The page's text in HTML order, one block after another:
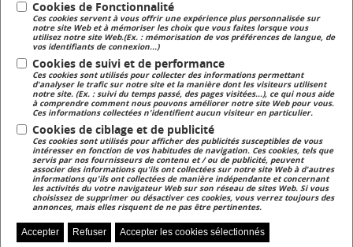
Formation Continue
Formation continue pour adulte
Magasin
Magasin de produits fermiers
Accès NetYpareo Contact Plan du site
Zoom sur... Presse Mentions légales
Cookies de Fonctionnalité
Ces cookies servent à vous offrir une expérience plus personnalisée sur
notre site Web et à mémoriser les choix que vous faites lorsque vous
utilisez notre site Web.(Ex. : mémorisation de vos préférences de langue, de
vos identifiants de connexion...)
Cookies de suivi et de performance
Ces cookies sont utilisés pour collecter des informations permettant
d'analyser le trafic sur notre site et la manière dont les visiteurs utilisent
notre site. (Ex. : suivi du temps passé, des pages visitées...), ce qui nous aide
à comprendre comment nous pouvons améliorer notre site Web pour vous.
Ces informations collectées n'identifient aucun visiteur en particulier.
Cookies de ciblage et de publicité
Ces cookies sont utilisés pour afficher des publicités susceptibles de vous
intéresser en fonction de vos habitudes de navigation. Ces cookies, tels que
servis par nos fournisseurs de contenu et / ou de publicité, peuvent
associer des informations qu'ils ont collectées sur notre site Web à d'autres
informations qu'ils ont collectées de manière indépendante et concernant
les activités du votre navigateur Web sur son réseau de sites Web. Si vous
choisissez de supprimer ou désactiver ces cookies, vous verrez toujours des
annonces, mais elles risquent de ne pas être pertinentes.
Accepter Refuser Accepter les cookies sélectionnés